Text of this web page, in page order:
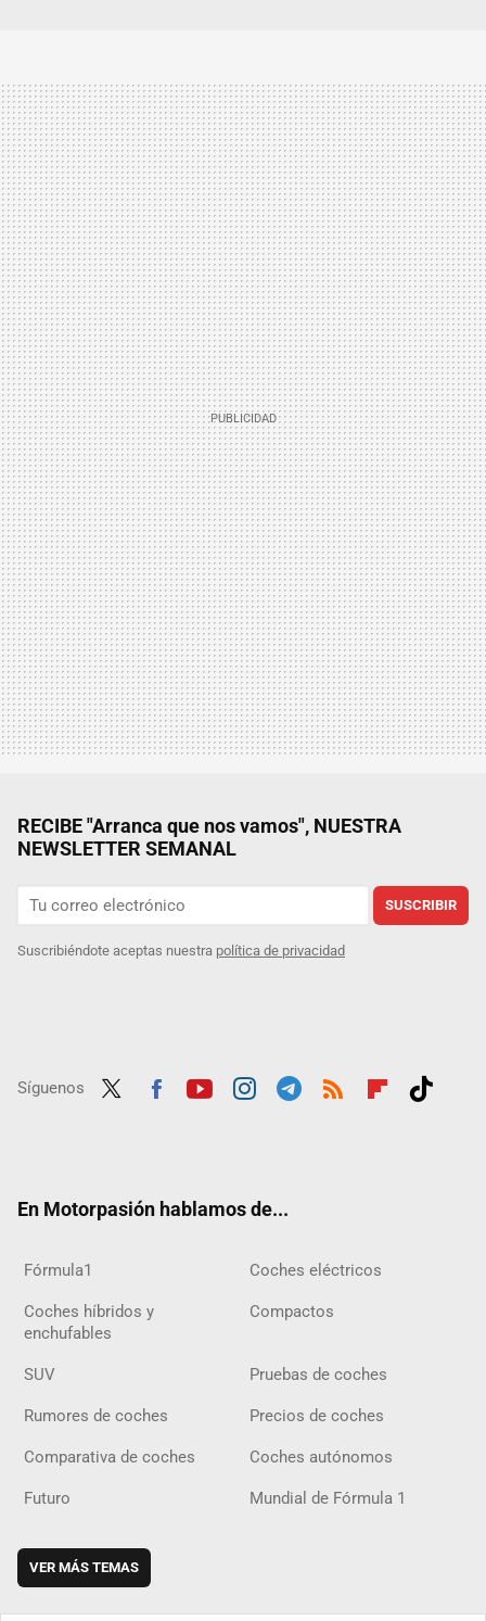
RECIBE "Arranca que nos vamos", NUESTRA
NEWSLETTER SEMANAL
SUSCRIBIR
Suscribiéndote aceptas nuestra política de privacidad
Síguenos
En Motorpasión hablamos de...
Fórmula1 Coches eléctricos
Coches híbridos y
enchufables
Compactos
SUV Pruebas de coches
Rumores de coches Precios de coches
Comparativa de coches Coches autónomos
Futuro Mundial de Fórmula 1
VER MÁS TEMAS